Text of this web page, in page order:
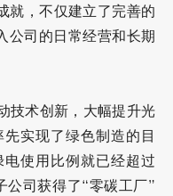
就，不仅建立了完善的
公司的日常经营和长期
技术创新，大幅提升光
实现了绿色制造的目
使用比例就已经超过
公司获得了“零碳工厂”